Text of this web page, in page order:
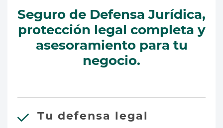
Seguro de Defensa Jurídica,
protección legal completa y
asesoramiento para tu
negocio.
Tu defensa legal